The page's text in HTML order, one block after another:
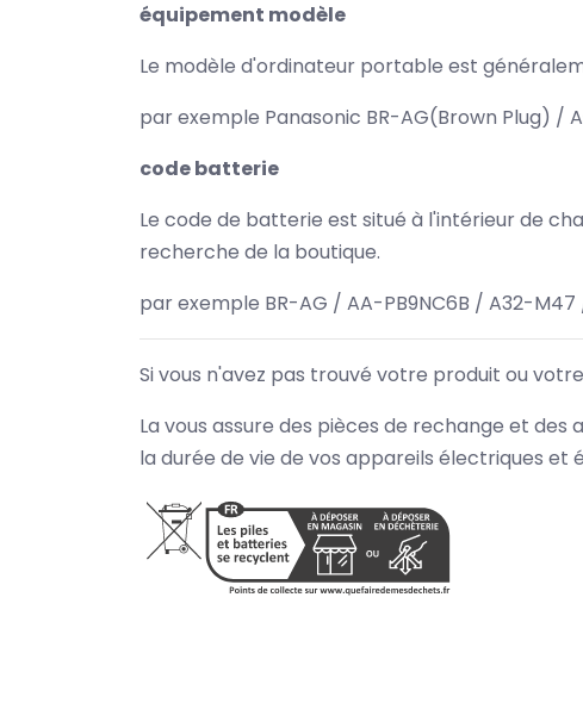
équipement modèle
Le modèle d'ordinateur portable est
par exemple Panasonic BR-AG(Brown Plug) /
code batterie
Le code de batterie est situé à l'intérieur de
recherche de la boutique.
par exemple BR-AG / AA-PB9NC6B / A32-M47
Si vous n'avez pas trouvé votre produit ou
La vous assure des pièces de rechange et
la durée de vie de vos appareils électriques